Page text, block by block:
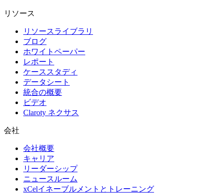
リソース
リソースライブラリ
ブログ
ホワイトペーパー
レポート
ケーススタディ
データシート
統合の概要
ビデオ
Claroty ネクサス
会社
会社概要
キャリア
リーダーシップ
ニュースルーム
xCelイネーブルメントとトレーニング